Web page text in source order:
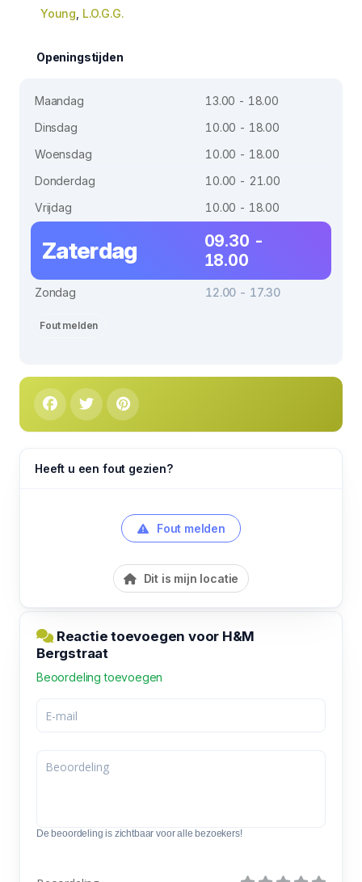
Young L.O.G.G.
Openingstijden
Maandag
13.00 - 18.00
Dinsdag
10.00 - 18.00
Woensdag
10.00 - 18.00
Donderdag
10.00 - 21.00
Vrijdag
10.00 - 18.00
Zaterdag
09.30 -
18.00
Zondag 12.00 - 17.30
Fout melden
Heeft u een fout gezien?
Fout melden
Dit is mijn locatie
Reactie toevoegen voor H&M
Bergstraat
Beoordeling toevoegen
De beoordeling is zichtbaar voor alle bezoekers!